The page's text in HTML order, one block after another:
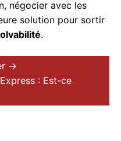
négocier avec les
solution pour sortir
.
→
: Est-ce